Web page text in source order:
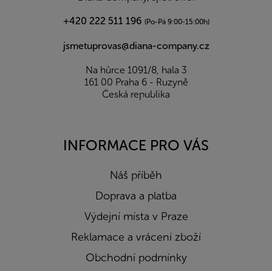
+420 222 511 196 (Po-Pá 9:00-15:00h)
jsmetuprovas@diana-company.cz
Na hůrce 1091/8, hala 3
161 00 Praha 6 - Ruzyně
Česká republika
INFORMACE PRO VÁS
Náš příběh
Doprava a platba
Výdejní místa v Praze
Reklamace a vrácení zboží
Obchodní podmínky